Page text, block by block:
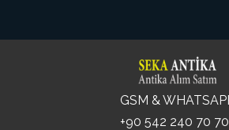
GSM &
+90 542 240 70 70